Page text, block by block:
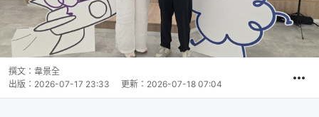
撰文： 韋景全
出版： 2026-07-17 23:33 更新： 2026-07-18 07:04